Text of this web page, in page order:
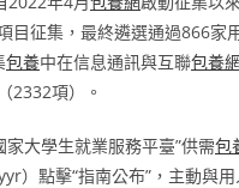
目征集，最終遴選通過866家
包養中在信息通訊與互聯包養
2332項）。
大學生就業服務平臺”供需包
）點擊“指南公布”，主動與